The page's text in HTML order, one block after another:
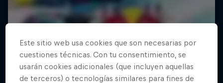
Este sitio web usa cookies que son necesarias por
cuestiones técnicas. Con tu consentimiento, se
usarán cookies adicionales (que incluyen aquellas
de terceros) o tecnologías similares para fines de